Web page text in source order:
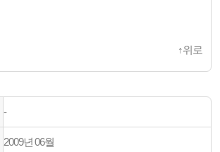
↑위로
-
2009년 06월